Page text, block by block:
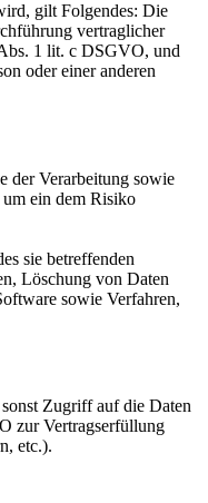
gilt Folgendes: Die
vertraglicher
1 lit. c DSGVO, und
oder einer anderen
der Verarbeitung sowie
um ein dem Risiko
sie betreffenden
Löschung von Daten
sowie Verfahren,
Zugriff auf die Daten
zur Vertragserfüllung
etc.).